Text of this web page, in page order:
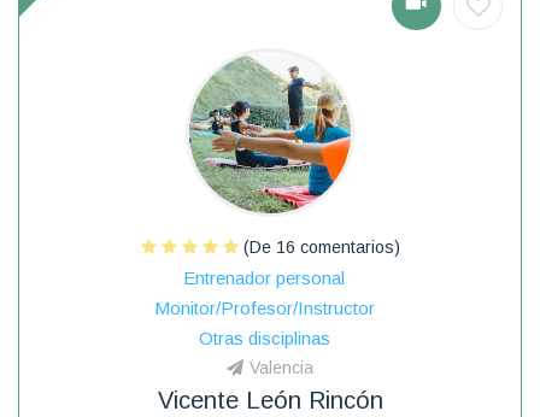
(De 16 comentarios)
Entrenador personal
Monitor/Profesor/Instructor
Otras disciplinas
Valencia
Vicente León Rincón